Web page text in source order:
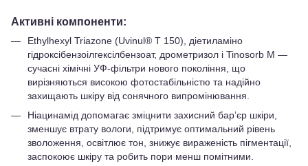
Активні компоненти:
Ethylhexyl Triazone (Uvinul® T 150), діетиламіно
гідроксібензоілгексілбензоат, дрометризол і Tinosorb M —
сучасні хімічні УФ-фільтри нового покоління, що
вирізняються високою фотостабільністю та надійно
захищають шкіру від сонячного випромінювання.
Ніацинамід допомагає зміцнити захисний бар’єр шкіри,
зменшує втрату вологи, підтримує оптимальний рівень
зволоження, освітлює тон, знижує вираженість пігментації,
заспокоює шкіру та робить пори менш помітними.